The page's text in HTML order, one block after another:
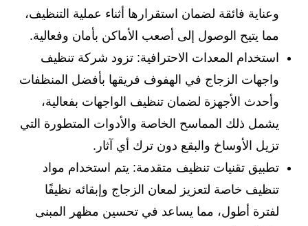
وعناية فائقة لضمان استقرارها أثناء عملية التنظيف،
مما يتيح الوصول إلى أصعب الأماكن بأمان وفعالية.
استخدام المعدات الاحترافية: تزود شركة تنظيف
واجهات الزجاج في الهفوف فريقها بأفضل المنظفات
وأحدث الأجهزة لضمان تنظيف الواجهات بفعالية،
يشمل ذلك المماسح الخاصة والأدوات المتطورة التي
تزيل الأوساخ والبقع دون ترك أي آثار.
تطبيق تقنيات تنظيف متقدمة: يتم استخدام مواد
تنظيف خاصة لتعزيز لمعان الزجاج وإبقائه نظيفًا
لفترة أطول، مما يساعد في تحسين مظهر المبنى